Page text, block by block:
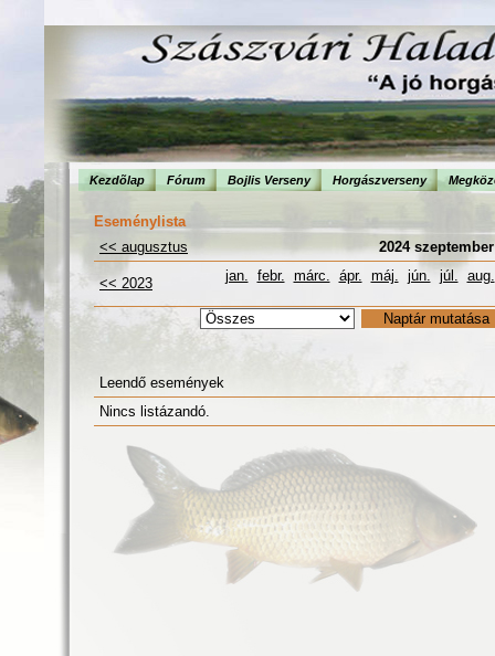
Kezdõlap Fórum Bojlis Verseny Horgászverseny
Eseménylista
<< augusztus
2024 szeptember
<< 2023 jan. febr. márc. ápr. máj. jún. júl. aug.
Leendő események
Nincs listázandó.